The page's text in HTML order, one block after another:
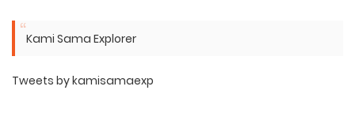
Kami Sama Explorer
Tweets by kamisamaexp